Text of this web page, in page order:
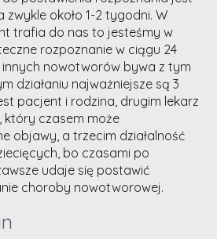
około 1-2 tygodni. W
trafia do nas to jesteśmy w
rozpoznanie w ciągu 24
nowotworów bywa z tym
działaniu najważniejsze są 3
pacjent i rodzina, drugim lekarz
który czasem może
objawy, a trzecim działalność
bo czasami po
udaje się postawić
choroby nowotworowej.